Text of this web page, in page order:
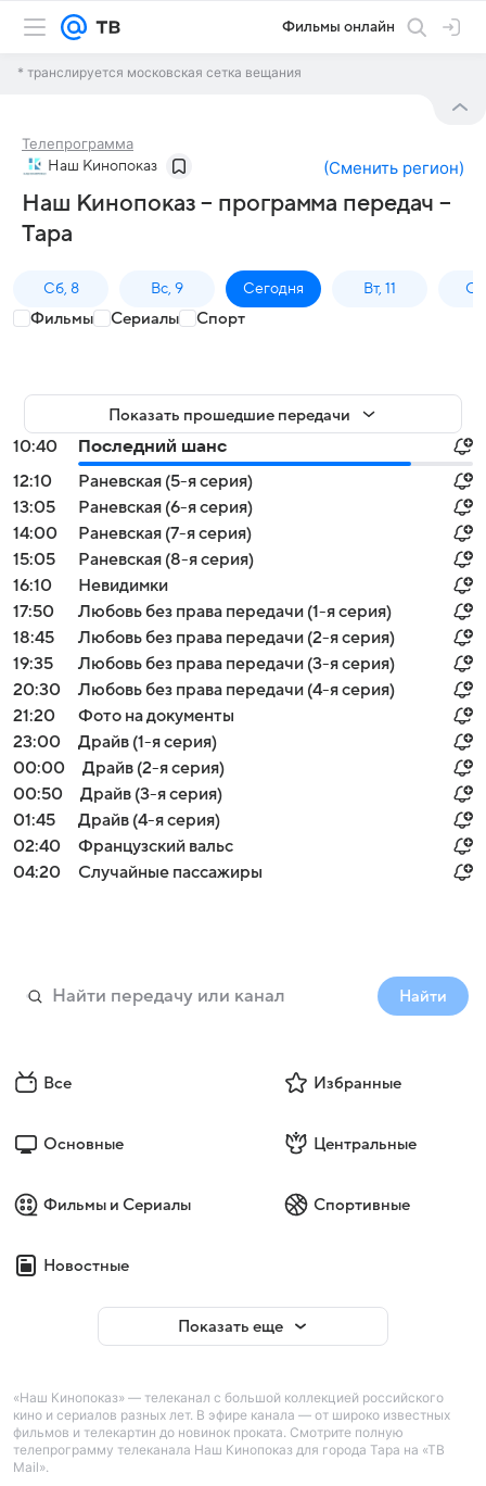
Фильмы онлайн
* транслируется московская сетка вещания
Телепрограмма
Наш Кинопоказ (Сменить регион)
Наш Кинопоказ – программа передач –
Тара
Сб, 8 Вс, 9 Сегодня Вт, 11
Фильмы Сериалы Спорт
Показать прошедшие передачи
10:40
Последний шанс
12:10
Раневская (5-я серия)
13:05
Раневская (6-я серия)
14:00
Раневская (7-я серия)
15:05
Раневская (8-я серия)
16:10
Невидимки
17:50
Любовь без права передачи (1-я серия)
18:45
Любовь без права передачи (2-я серия)
19:35
Любовь без права передачи (3-я серия)
20:30
Любовь без права передачи (4-я серия)
21:20
Фото на документы
23:00
Драйв (1-я серия)
00:00
Драйв (2-я серия)
00:50
Драйв (3-я серия)
01:45
Драйв (4-я серия)
02:40
Французский вальс
04:20
Случайные пассажиры
Найти
Все Избранные
Основные Центральные
Фильмы и Сериалы Спортивные
Новостные
Показать еще
«Наш Кинопоказ» — телеканал с большой коллекцией российского
кино и сериалов разных лет. В эфире канала — от широко известных
фильмов и телекартин до новинок проката. Смотрите полную
телепрограмму телеканала Наш Кинопоказ для города Тара на «ТВ
Mail».